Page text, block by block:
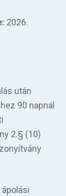
2026.
után
90 napnál
2.§ (10)